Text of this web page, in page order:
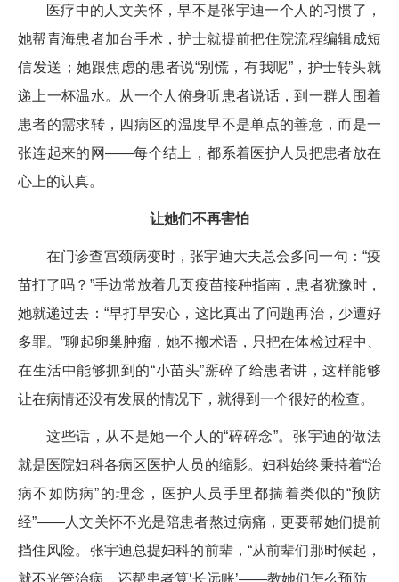
医疗中的人文关怀，早不是张宇迪一个人的习惯了，
她帮青海患者加台手术，护士就提前把住院流程编辑成短
信发送；她跟焦虑的患者说“别慌，有我呢”，护士转头就
递上一杯温水。从一个人俯身听患者说话，到一群人围着
患者的需求转，四病区的温度早不是单点的善意，而是一
张连起来的网——每个结上，都系着医护人员把患者放在
心上的认真。
让她们不再害怕
在门诊查宫颈病变时，张宇迪大夫总会多问一句：“疫
苗打了吗？”手边常放着几页疫苗接种指南，患者犹豫时，
她就递过去：“早打早安心，这比真出了问题再治，少遭好
多罪。”聊起卵巢肿瘤，她不搬术语，只把在体检过程中、
在生活中能够抓到的“小苗头”掰碎了给患者讲，这样能够
让在病情还没有发展的情况下，就得到一个很好的检查。
这些话，从不是她一个人的“碎碎念”。张宇迪的做法
就是医院妇科各病区医护人员的缩影。妇科始终秉持着“治
病不如防病”的理念，医护人员手里都揣着类似的“预防
经”——人文关怀不光是陪患者熬过病痛，更要帮她们提前
挡住风险。张宇迪总提妇科的前辈，“从前辈们那时候起，
就不光管治病，还帮患者算‘长远账’——教她们怎么预防，